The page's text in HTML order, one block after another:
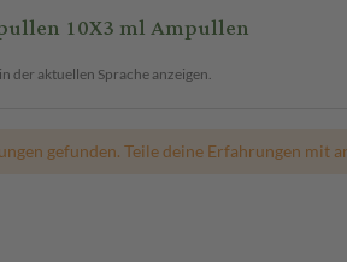
10X3 ml Ampullen
der aktuellen Sprache anzeigen.
gefunden. Teile deine Erfahrungen mit